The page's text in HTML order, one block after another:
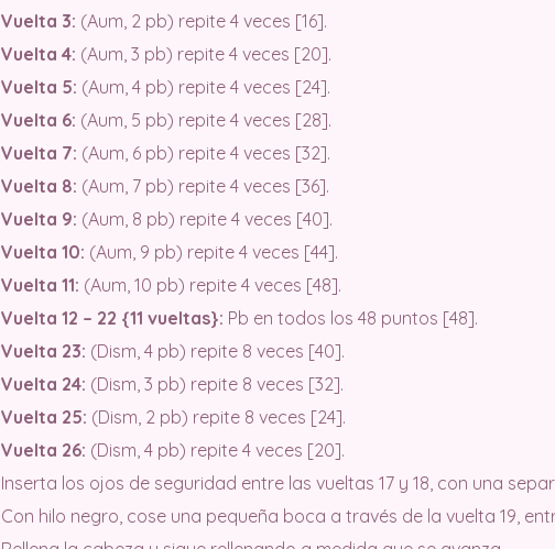
Vuelta 3: (Aum, 2 pb) repite 4 veces [16].
Vuelta 4: (Aum, 3 pb) repite 4 veces [20].
Vuelta 5: (Aum, 4 pb) repite 4 veces [24].
Vuelta 6: (Aum, 5 pb) repite 4 veces [28].
Vuelta 7: (Aum, 6 pb) repite 4 veces [32].
Vuelta 8: (Aum, 7 pb) repite 4 veces [36].
Vuelta 9: (Aum, 8 pb) repite 4 veces [40].
Vuelta 10: (Aum, 9 pb) repite 4 veces [44].
Vuelta 11: (Aum, 10 pb) repite 4 veces [48].
Vuelta 12 – 22 {11 vueltas}: Pb en todos los 48 puntos [48].
Vuelta 23: (Dism, 4 pb) repite 8 veces [40].
Vuelta 24: (Dism, 3 pb) repite 8 veces [32].
Vuelta 25: (Dism, 2 pb) repite 8 veces [24].
Vuelta 26: (Dism, 4 pb) repite 4 veces [20].
Inserta los ojos de seguridad entre las vueltas 17 y 18, con una
Con hilo negro, cose una pequeña boca a través de la vuelta 19,